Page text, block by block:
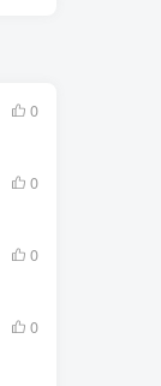
0
0
0
0